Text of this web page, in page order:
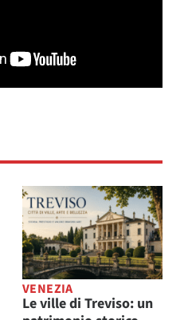
VENEZIA
Le ville di Treviso: un